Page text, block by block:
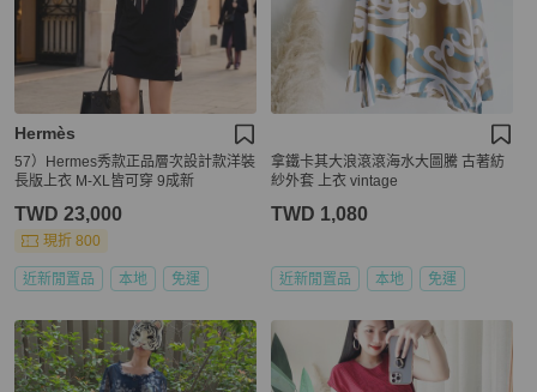
Hermès
57）Hermes秀款正品層次設計款洋裝
長版上衣 M-XL皆可穿 9成新
TWD 23,000
現折 800
近新閒置品 本地 免運
拿鐵卡其大浪滾滾海水大圖騰 古著紡
紗外套 上衣 vintage
TWD 1,080
近新閒置品 本地 免運